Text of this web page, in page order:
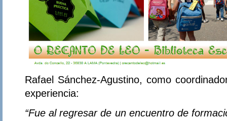
Rafael Sánchez-Agustino, como
experiencia:
“Fue al regresar de un encuentro de